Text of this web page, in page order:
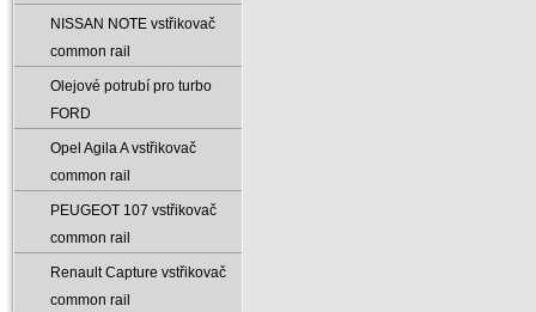
NISSAN NOTE vstřikovač
common rail
Olejové potrubí pro turbo
FORD
Opel Agila A vstřikovač
common rail
PEUGEOT 107 vstřikovač
common rail
Renault Capture vstřikovač
common rail